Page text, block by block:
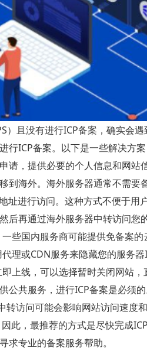
）且没有进行ICP备案，确实会
行ICP备案。以下是一些解决方
请，提供必要的个人信息和网
到海外。海外服务器通常不需
址进行访问。这种方式不便于
后再通过海外服务器中转访问
些国内服务商可能提供免备案
理或CDN服务来隐藏您的服务
上线，可以选择暂时关闭网站
公共服务，进行ICP备案是必须
转访问可能会影响网站访问速度
此，最推荐的方式是尽快完成
求专业的备案服务帮助。